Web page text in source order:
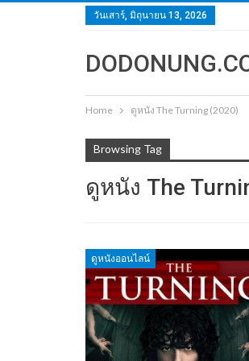
วันเสาร์, มิถุนายน 13, 2026
Home ดูหนัง The Turning (2020)
Browsing Tag
ดูหนัง The
ดูหนังออนไลน์